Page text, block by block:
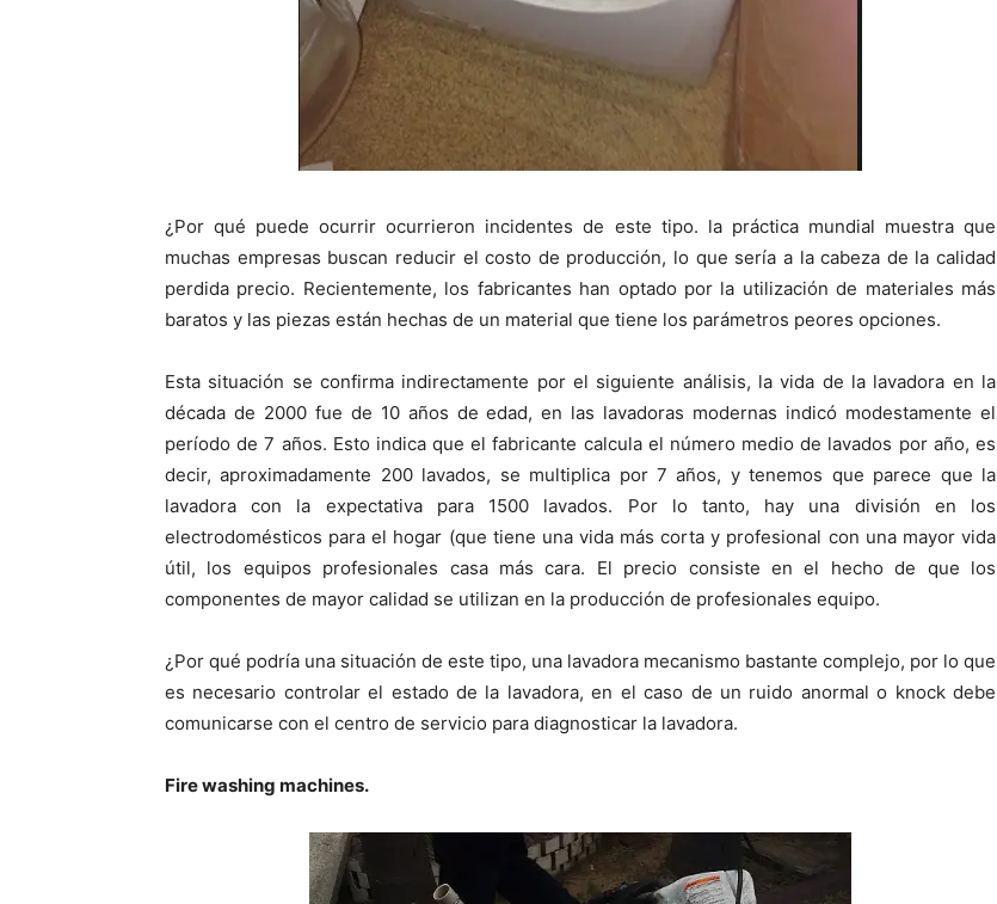
¿Por qué puede ocurrir ocurrieron incidentes de este tipo. la práctica mundial muestra que
muchas empresas buscan reducir el costo de producción, lo que sería a la cabeza de la calidad
perdida precio. Recientemente, los fabricantes han optado por la utilización de materiales más
baratos y las piezas están hechas de un material que tiene los parámetros peores opciones.
Esta situación se confirma indirectamente por el siguiente análisis, la vida de la lavadora en la
década de 2000 fue de 10 años de edad, en las lavadoras modernas indicó modestamente el
período de 7 años. Esto indica que el fabricante calcula el número medio de lavados por año, es
decir, aproximadamente 200 lavados, se multiplica por 7 años, y tenemos que parece que la
lavadora con la expectativa para 1500 lavados. Por lo tanto, hay una división en los
electrodomésticos para el hogar (que tiene una vida más corta y profesional con una mayor vida
útil, los equipos profesionales casa más cara. El precio consiste en el hecho de que los
componentes de mayor calidad se utilizan en la producción de profesionales equipo.
¿Por qué podría una situación de este tipo, una lavadora mecanismo bastante complejo, por lo que
es necesario controlar el estado de la lavadora, en el caso de un ruido anormal o knock debe
comunicarse con el centro de servicio para diagnosticar la lavadora.
Fire washing machines.